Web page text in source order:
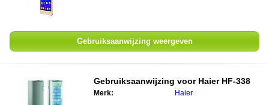
Gebruiksaanwijzing weergeven
Gebruiksaanwijzing voor Haier HF-338
Merk: Haier